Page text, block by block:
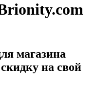
магазина
на свой